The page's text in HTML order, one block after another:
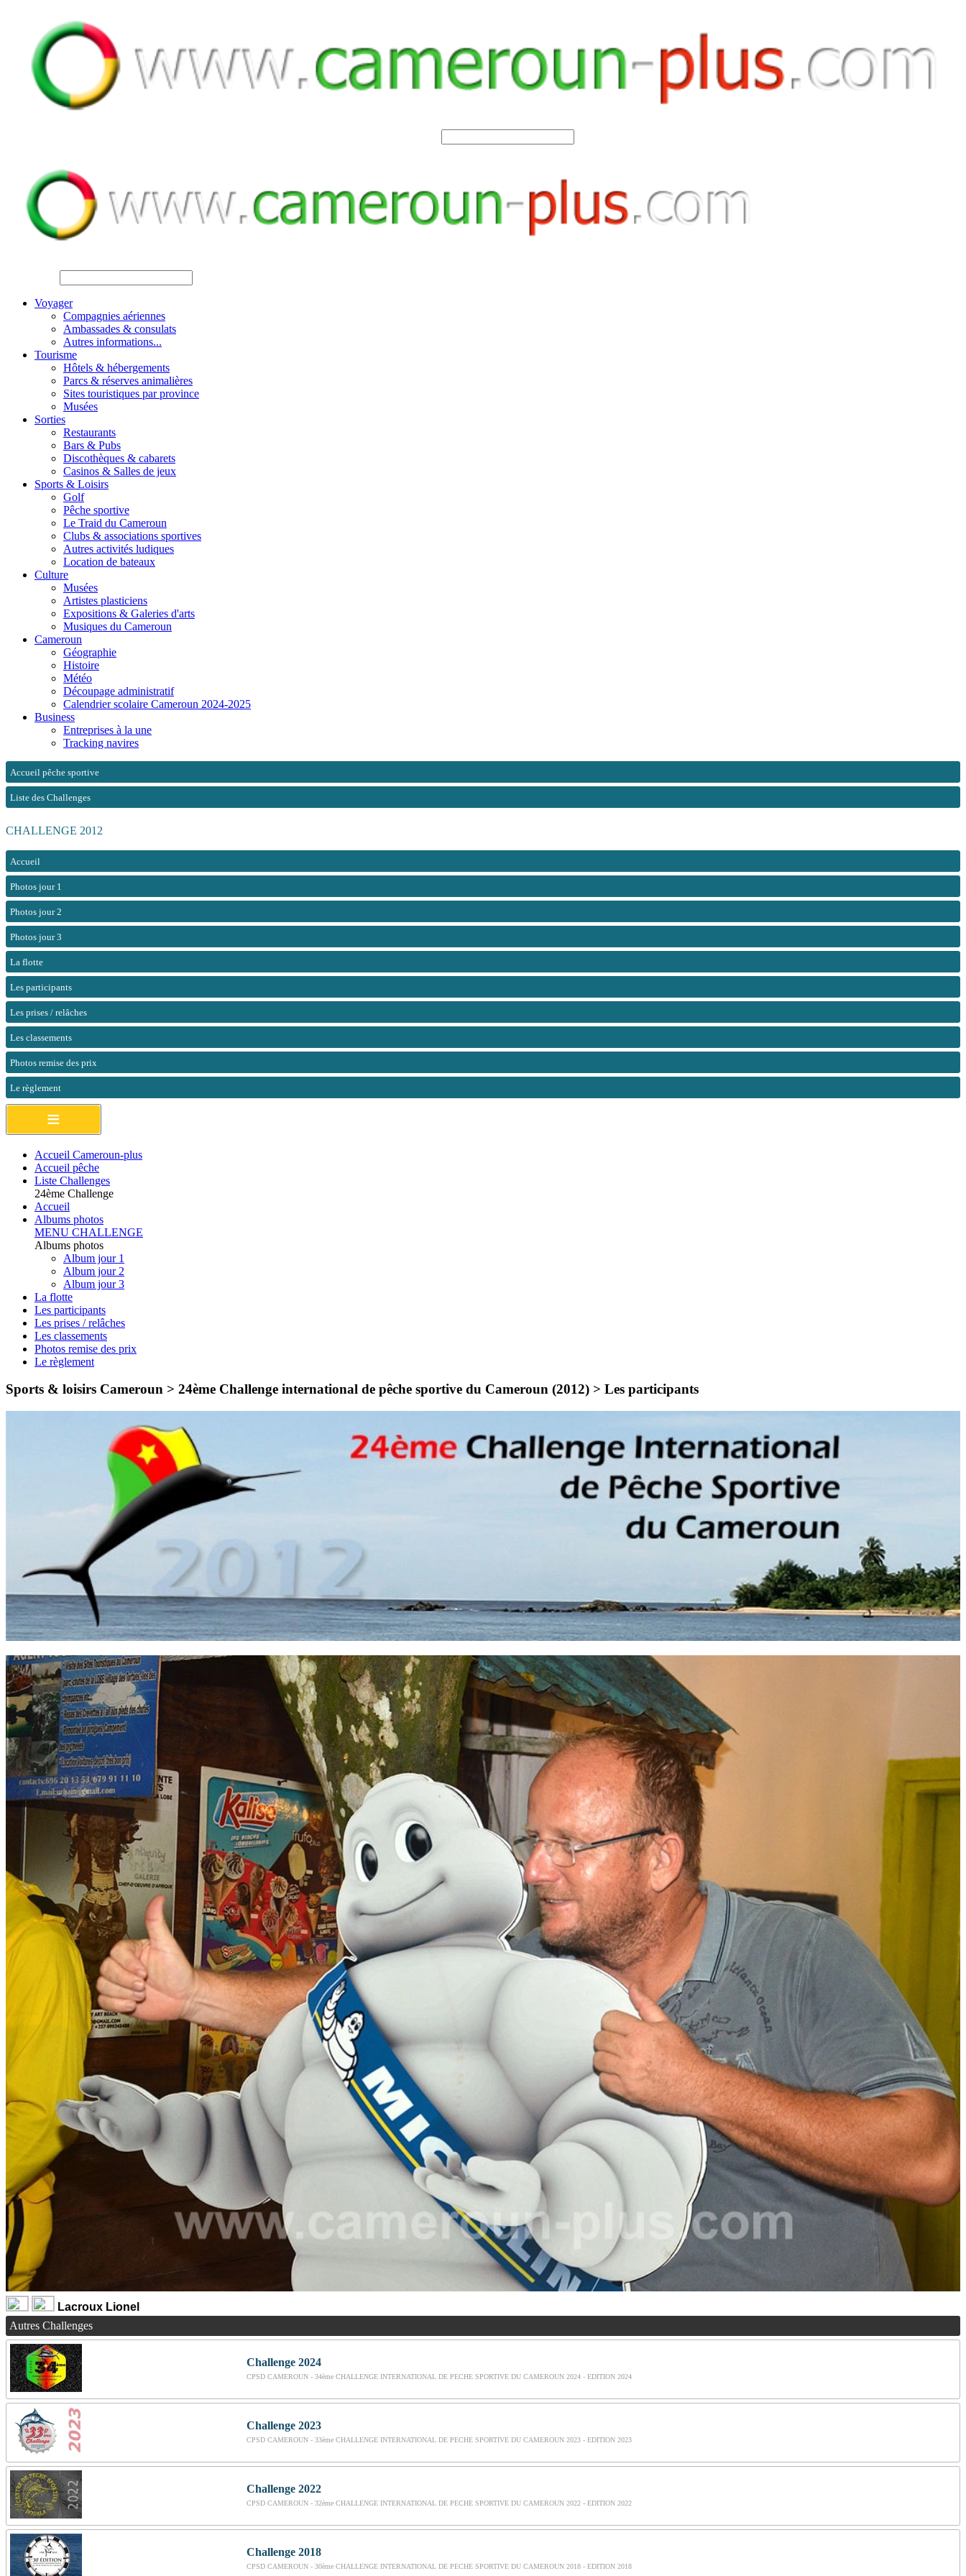
Voyager
Compagnies aériennes
Ambassades & consulats
Autres informations...
Tourisme
Hôtels & hébergements
Parcs & réserves animalières
Sites touristiques par province
Musées
Sorties
Restaurants
Bars & Pubs
Discothèques & cabarets
Casinos & Salles de jeux
Sports & Loisirs
Golf
Pêche sportive
Le Traid du Cameroun
Clubs & associations sportives
Autres activités ludiques
Location de bateaux
Culture
Musées
Artistes plasticiens
Expositions & Galeries d'arts
Musiques du Cameroun
Cameroun
Géographie
Histoire
Météo
Découpage administratif
Calendrier scolaire Cameroun 2024-2025
Business
Entreprises à la une
Tracking navires
Accueil pêche sportive
Liste des Challenges
CHALLENGE 2012
Accueil
Photos jour 1
Photos jour 2
Photos jour 3
La flotte
Les participants
Les prises / relâches
Les classements
Photos remise des prix
Le règlement
≡
Accueil Cameroun-plus
Accueil pêche
Liste Challenges
24ème Challenge
Accueil
Albums photos
MENU CHALLENGE
Albums photos
Album jour 1
Album jour 2
Album jour 3
La flotte
Les participants
Les prises / relâches
Les classements
Photos remise des prix
Le règlement
Sports & loisirs Cameroun > 24ème Challenge international de pêche sportive du Cameroun (2012) > Les participants
Lacroux Lionel
Autres Challenges
Challenge 2024
CPSD CAMEROUN - 34ème CHALLENGE INTERNATIONAL DE PECHE SPORTIVE DU CAMEROUN 2024 - EDITION 2024
Challenge 2023
CPSD CAMEROUN - 33ème CHALLENGE INTERNATIONAL DE PECHE SPORTIVE DU CAMEROUN 2023 - EDITION 2023
Challenge 2022
CPSD CAMEROUN - 32ème CHALLENGE INTERNATIONAL DE PECHE SPORTIVE DU CAMEROUN 2022 - EDITION 2022
Challenge 2018
CPSD CAMEROUN - 30ème CHALLENGE INTERNATIONAL DE PECHE SPORTIVE DU CAMEROUN 2018 - EDITION 2018